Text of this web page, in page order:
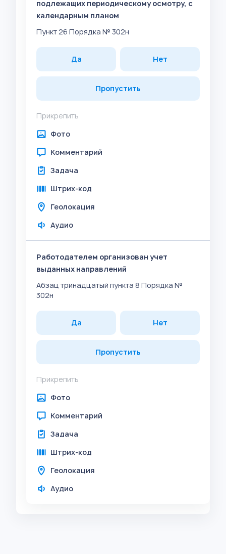
подлежащих периодическому осмотру, с
календарным планом
Пункт 26 Порядка № 302н
Да Нет
Пропустить
Прикрепить
Фото
Комментарий
Задача
Штрих-код
Геолокация
Аудио
Работодателем организован учет
выданных направлений
Абзац тринадцатый пункта 8 Порядка №
302н
Да Нет
Пропустить
Прикрепить
Фото
Комментарий
Задача
Штрих-код
Геолокация
Аудио